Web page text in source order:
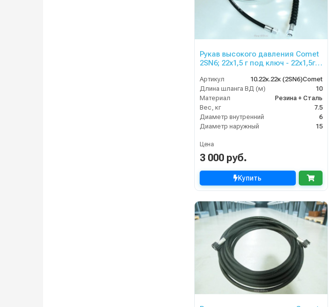
Рукав высокого давления Comet
2SN6; 22х1,5 г под ключ - 22х1,5г
Артикул
10.22к.22к (2SN6)Comet
Длина шланга ВД (м)
10
Материал
Резина + Сталь
Вес, кг
7.5
Диаметр внутренний
6
Диаметр наружный
15
Цена
3 000 руб.
Купить